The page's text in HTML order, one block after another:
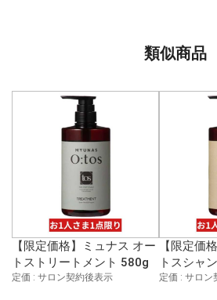
類似商品
【限定価格】ミュナス オー
トストリートメント 580g
定価 : サロン契約後表示
【限定価
トスシャ
定価 : サロン